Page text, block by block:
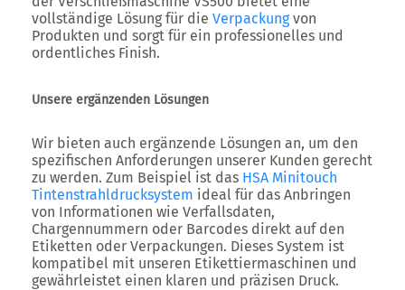
vollständige Lösung für die Verpackungvon
Produkten und sorgt für ein professionelles und
ordentliches Finish.
Unsere ergänzenden Lösungen
Wir bieten auch ergänzende Lösungen an, um den
spezifischen Anforderungen unserer Kunden gerecht
zu werden. Zum Beispiel ist das HSA Minitouch
Tintenstrahldrucksystem ideal für das Anbringen
von Informationen wie Verfallsdaten,
Chargennummern oder Barcodes direkt auf den
Etiketten oder Verpackungen. Dieses System ist
kompatibel mit unseren Etikettiermaschinen und
gewährleistet einen klaren und präzisen Druck.